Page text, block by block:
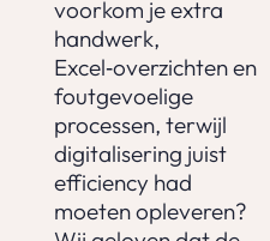
voorkom je extra
handwerk,
Excel‑overzichten en
foutgevoelige
processen, terwijl
digitalisering juist
efficiency had
moeten opleveren?